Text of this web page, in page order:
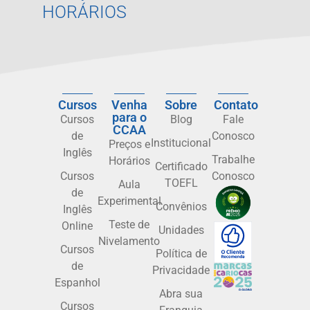
HORÁRIOS
Cursos
Cursos
de
Inglês
Cursos
de
Inglês
Online
Cursos
de
Espanhol
Cursos
Venha
para o
CCAA
Preços e
Horários
Aula
Experimental
Teste de
Nivelamento
Sobre
Blog
Institucional
Certificado
TOEFL
Convênios
Unidades
Política de
Privacidade
Abra sua
Contato
Fale
Conosco
Trabalhe
Conosco